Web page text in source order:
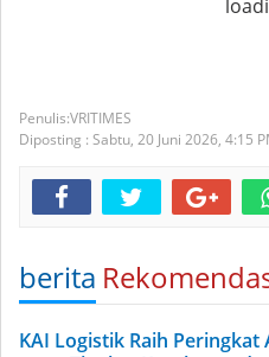
VRITIMES
Diposting : Sabtu, 20 Juni 2026, 4:15
berita
KAI Logistik Raih Peringkat